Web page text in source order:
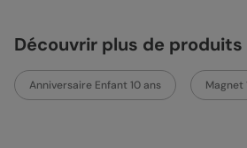
Découvrir plus de produits
Anniversaire Enfant 10 ans Magnet